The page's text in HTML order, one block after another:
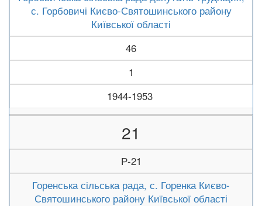
с. Горбовичі Києво-Святошинського району
Київської області
46
1
1944-1953
21
Р-21
Горенська сільська рада, с. Горенка Києво-
Святошинського району Київської області